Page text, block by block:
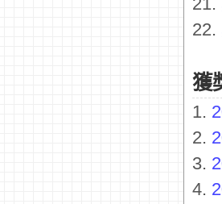
22.
獲
1.
2.
3.
4.